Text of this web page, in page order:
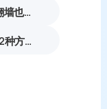
亚马逊sku主图怎么做？不翻墙也能用GPT的PS教程
ps怎么无痕更换图片背景？2种方法0基础可上手教程